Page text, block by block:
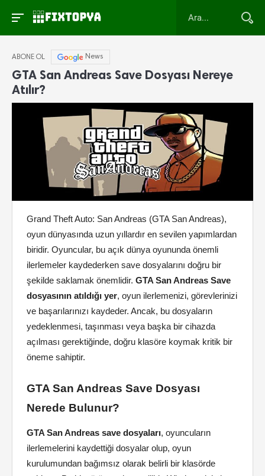
ABONE OL News
GTA San Andreas Save Dosyası Nereye
Atılır?
Grand Theft Auto: San Andreas (GTA San Andreas),
oyun dünyasında uzun yıllardır en sevilen yapımlardan
biridir. Oyuncular, bu açık dünya oyununda önemli
ilerlemeler kaydederken save dosyalarını doğru bir
şekilde saklamak önemlidir. GTA San Andreas Save
dosyasının atıldığı yer, oyun ilerlemenizi, görevlerinizi
ve başarılarınızı kaydeder. Ancak, bu dosyaların
yedeklenmesi, taşınması veya başka bir cihazda
açılması gerektiğinde, doğru klasöre koymak kritik bir
öneme sahiptir.
GTA San Andreas Save Dosyası
Nerede Bulunur?
GTA San Andreas save dosyaları, oyuncuların
ilerlemelerini kaydettiği dosyalar olup, oyun
kurulumundan bağımsız olarak belirli bir klasörde